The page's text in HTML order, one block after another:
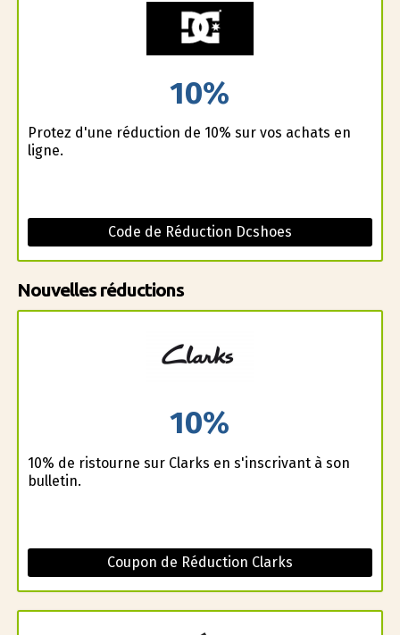
10%
Profitez d'une réduction de 10% sur vos achats en
ligne.
Code de Réduction Dcshoes
Nouvelles réductions
10%
10% de ristourne sur Clarks en s'inscrivant à son
bulletin.
Coupon de Réduction Clarks